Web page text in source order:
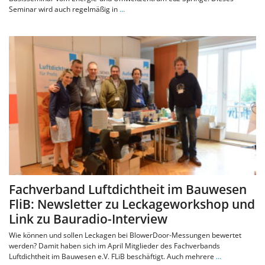
Seminar wird auch regelmäßig in …
Fachverband Luftdichtheit im Bauwesen
FliB: Newsletter zu Leckageworkshop und
Link zu Bauradio-Interview
Wie können und sollen Leckagen bei BlowerDoor-Messungen bewertet
werden? Damit haben sich im April Mitglieder des Fachverbands
Luftdichtheit im Bauwesen e.V. FLiB beschäftigt. Auch mehrere …